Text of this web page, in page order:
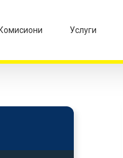
Комисиони Услуги